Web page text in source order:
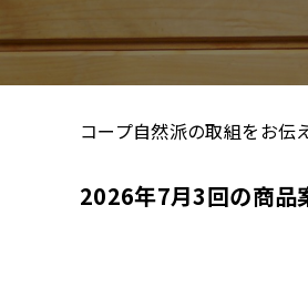
コープ自然派の取組をお伝
2026年7月3回の商品